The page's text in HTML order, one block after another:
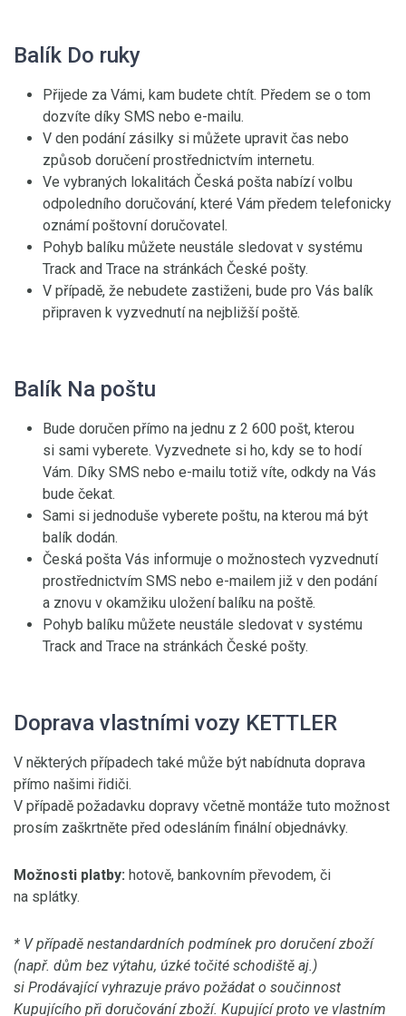
Balík Do ruky
Přijede za Vámi, kam budete chtít. Předem se o tom
dozvíte díky SMS nebo e-mailu.
V den podání zásilky si můžete upravit čas nebo
způsob doručení prostřednictvím internetu.
Ve vybraných lokalitách Česká pošta nabízí volbu
odpoledního doručování, které Vám předem telefonicky
oznámí poštovní doručovatel.
Pohyb balíku můžete neustále sledovat v systému
Track and Trace na stránkách České pošty.
V případě, že nebudete zastiženi, bude pro Vás balík
připraven k vyzvednutí na nejbližší poště.
Balík Na poštu
Bude doručen přímo na jednu z 2 600 pošt, kterou
si sami vyberete. Vyzvednete si ho, kdy se to hodí
Vám. Díky SMS nebo e-mailu totiž víte, odkdy na Vás
bude čekat.
Sami si jednoduše vyberete poštu, na kterou má být
balík dodán.
Česká pošta Vás informuje o možnostech vyzvednutí
prostřednictvím SMS nebo e-mailem již v den podání
a znovu v okamžiku uložení balíku na poště.
Pohyb balíku můžete neustále sledovat v systému
Track and Trace na stránkách České pošty.
Doprava vlastními vozy KETTLER
V některých případech také může být nabídnuta doprava
přímo našimi řidiči.
V případě požadavku dopravy včetně montáže tuto možnost
prosím zaškrtněte před odesláním finální objednávky.
Možnosti platby: hotově, bankovním převodem, či
na splátky.
* V případě nestandardních podmínek pro doručení zboží
(např. dům bez výtahu, úzké točité schodiště aj.)
si Prodávající vyhrazuje právo požádat o součinnost
Kupujícího při doručování zboží. Kupující proto ve vlastním